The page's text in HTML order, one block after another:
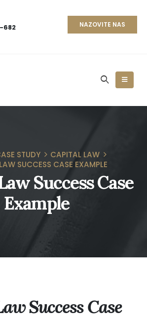
682 NAZOVITE NAS
STUDY
CAPITAL LAW
SUCCESS CASE EXAMPLE
Success Case
Example
Success Case